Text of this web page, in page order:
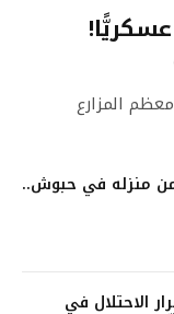
المزارع
يسقط من منزله في حبوش..
الاحتلال في